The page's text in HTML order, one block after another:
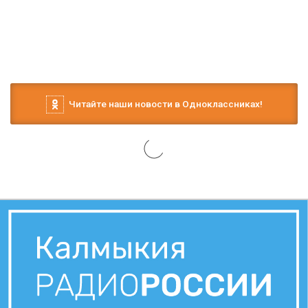
Читайте наши новости в Одноклассниках!